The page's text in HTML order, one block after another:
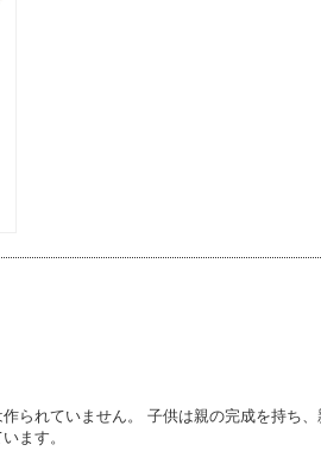
られていません。 子供は親の完成を持ち
ます。